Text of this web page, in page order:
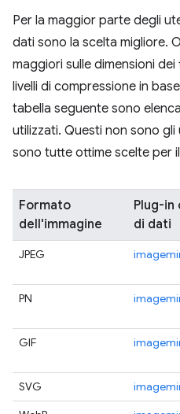
Per la maggior parte degli
dati sono la scelta migliore.
maggiori sulle dimensioni
livelli di compressione in
tabella seguente sono
utilizzati. Questi non sono
sono tutte ottime scelte per
Formato
dell'immagine
Plug-in
di dati
JPEG
PN
GIF
SVG